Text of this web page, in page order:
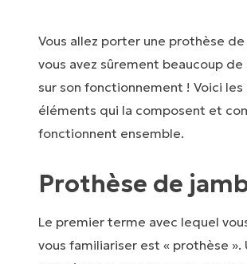
Vous allez porter une prothèse de
vous avez sûrement beaucoup
sur son fonctionnement ! Voici
éléments qui la composent et
fonctionnent ensemble.
Prothèse de
Le premier terme avec lequel
vous familiariser est « prothèse ».